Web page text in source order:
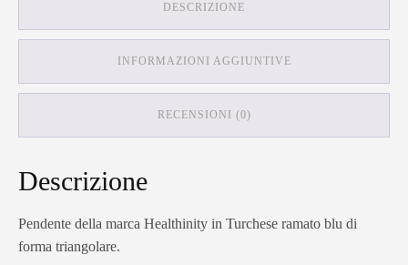
DESCRIZIONE
INFORMAZIONI AGGIUNTIVE
RECENSIONI (0)
Descrizione
Pendente della marca Healthinity in Turchese ramato blu di
forma triangolare.